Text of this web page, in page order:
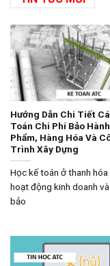
Hướng Dẫn Chi Tiết
Toán Chi Phí Bảo
Phẩm, Hàng Hóa Và
Trình Xây Dựng
Học kế toán ở thanh
hoạt động kinh doanh và
bảo